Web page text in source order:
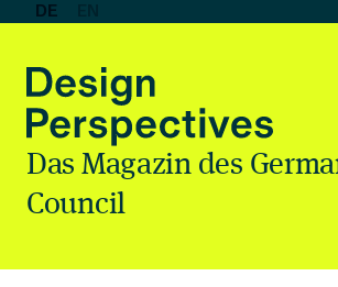
DE
Das Magazin des
Council